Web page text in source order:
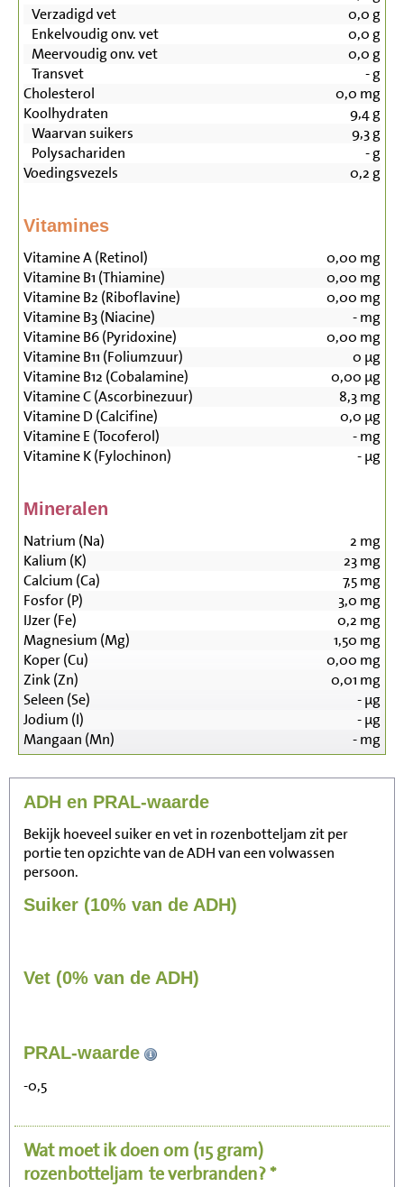
Verzadigd vet
0,0 g
Enkelvoudig onv. vet
0,0 g
Meervoudig onv. vet
0,0 g
Transvet
-g
Cholesterol
0,0 mg
Koolhydraten
9,4g
Waarvan suikers
9,3g
Polysachariden
-g
Voedingsvezels
0,2 g
Vitamines
Vitamine A (Retinol) 0,00 mg
Vitamine B1 (Thiamine)
0,00 mg
Vitamine B2 (Riboflavine)
0,00 mg
Vitamine B3 (Niacine)
-mg
Vitamine B6 (Pyridoxine)
0,00 mg
Vitamine B11 (Foliumzuur)
0 µg
Vitamine B12 (Cobalamine)
0,00 µg
Vitamine C (Ascorbinezuur)
8,3mg
Vitamine D (Calcifine)
0,0 µg
Vitamine E (Tocoferol)
-mg
Vitamine K (Fylochinon)
-µg
Mineralen
Natrium (Na) 2 mg
Kalium (K)
23mg
Calcium (Ca)
7,5mg
Fosfor (P)
3,0 mg
IJzer (Fe)
0,2 mg
Magnesium (Mg)
1,50 mg
Koper (Cu)
0,00 mg
Zink (Zn)
0,01 mg
Seleen (Se)
-µg
Jodium (I)
-µg
Mangaan (Mn)
-mg
ADH en PRAL-waarde
Bekijk hoeveel suiker en vet in rozenbotteljam zit per
portie ten opzichte van de ADH van een volwassen
persoon.
Suiker (10% van de ADH)
Vet (0% van de ADH)
PRAL-waarde
-0,5
Wat moet ik doen om (15 gram)
rozenbotteljam te verbranden? *
Zitten, tv kijken
Wandelen (5 km/uur)